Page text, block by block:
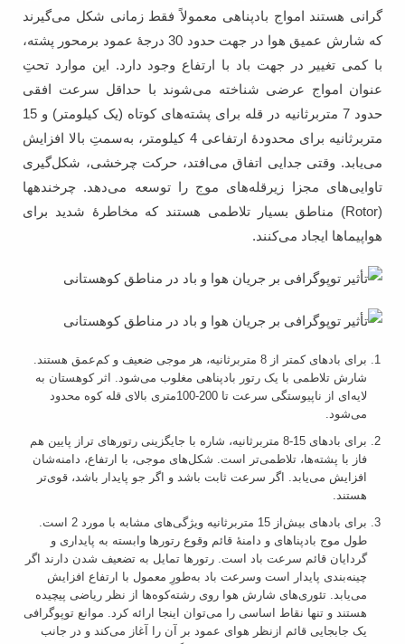
گرانی هستند امواج بادپناهی معمولاً فقط زمانی شکل می‌گیرند
که شارش عمیق هوا در جهت حدود 30 درجۀ عمود برمحور پشته،
با کمی تغییر در جهت باد با ارتفاع وجود دارد. این موارد تحتِ
عنوان امواج عرضی شناخته می‌شوند با حداقل سرعت افقی
حدود 7 متربرثانیه در قله برای پشته‌های کوتاه (یک کیلومتر) و 15
متربرثانیه برای محدودۀ ارتفاعی 4 کیلومتر، به‌سمتِ بالا افزایش
می‌یابد. وقتی جدایی اتفاق می‌افتد، حرکت چرخشی، شکل‌گیری
تاوایی‌های مجزا زیرقله‌های موج را توسعه می‌دهد. چرخندهها
(Rotor) مناطق بسیار تلاطمی هستند که مخاطرۀ شدید برای
هواپیماها ایجاد می‌کنند.
برای بادهای کمتر از 8 متربرثانیه، هر موجی ضعیف و کم‌عمق هستند.
شارش تلاطمی با یک رتور بادپناهی مغلوب می‌شود. اثر کوهستان به
لایه‌ای از ناپیوستگی سرعت تا 200-100متری بالای قله کوه محدود
می‌شود.
برای بادهای 15-8 متربرثانیه، شاره با جایگزینی رتورهای تراز پایین هم
فاز با پشته‌ها، تلاطمی‌تر است. شکل‌های موجی، با ارتفاع، دامنه‌شان
افزایش می‌یابد. اگر سرعت ثابت باشد و اگر جو پایدار باشد، قوی‌تر
هستند.
برای بادهای بیش‌از 15 متربرثانیه ویژگی‌های مشابه با مورد 2 است.
طول موج بادپناهای و دامنۀ قائم وقوع رتورها وابسته به پایداری و
گردایان قائم سرعت باد است. رتورها تمایل به تضعیف شدن دارند اگر
چینه‌بندی پایدار است وسرعت باد به‌طورِ معمول با ارتفاع افزایش
می‌یابد. تئوری‌های شارش هوا روی رشته‌کوه‌ها از نظر ریاضی پیچیده
هستند و تنها نقاط اساسی را می‌توان اینجا ارائه کرد. موانع توپوگرافی
یک جابجایی قائم ازنظر هوای عمود بر آن را آغاز می‌کند و در جانب